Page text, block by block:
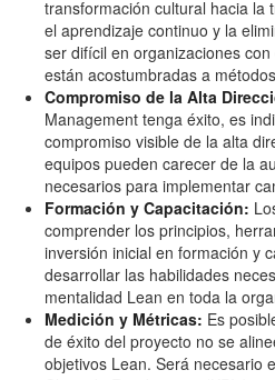
transformación cultural hacia la
el aprendizaje continuo y la
ser difícil en organizaciones
están acostumbradas a
Compromiso de la Alta
Management tenga éxito, es
compromiso visible de la alta
equipos pueden carecer de la
necesarios para implementar
Formación y Capacitación:
comprender los principios,
inversión inicial en formación y
desarrollar las habilidades
mentalidad Lean en toda la
Medición y Métricas: Es
de éxito del proyecto no se
objetivos Lean. Será necesario